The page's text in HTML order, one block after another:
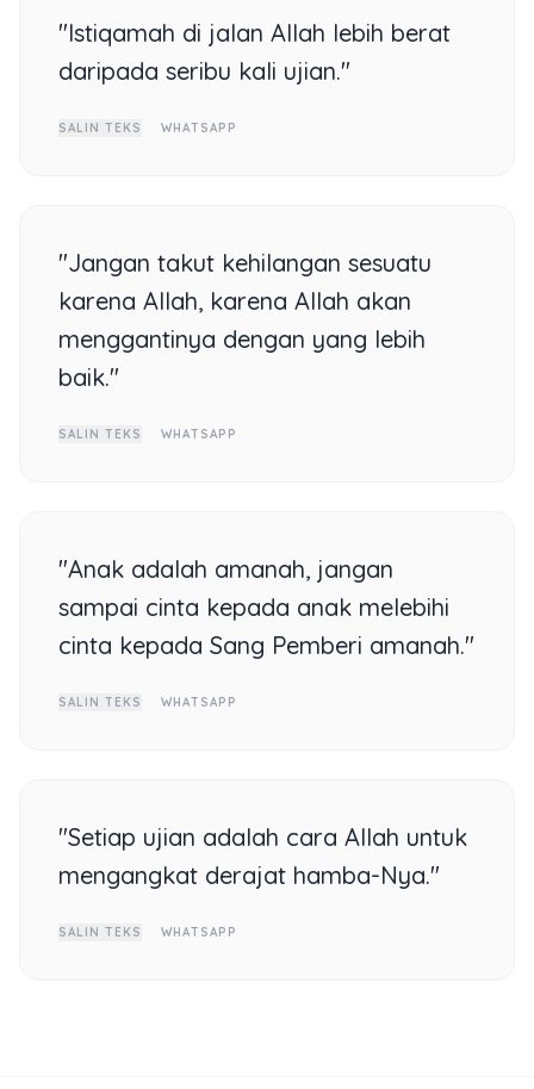
"Istiqamah di jalan Allah lebih berat
daripada seribu kali ujian."
SALIN TEKS WHATSAPP
"Jangan takut kehilangan sesuatu
karena Allah, karena Allah akan
menggantinya dengan yang lebih
baik."
SALIN TEKS WHATSAPP
"Anak adalah amanah, jangan
sampai cinta kepada anak melebihi
cinta kepada Sang Pemberi amanah."
SALIN TEKS WHATSAPP
"Setiap ujian adalah cara Allah untuk
mengangkat derajat hamba-Nya."
SALIN TEKS WHATSAPP